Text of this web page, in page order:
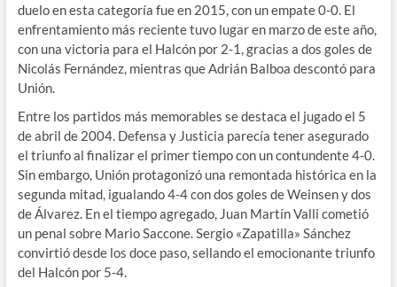
duelo en esta categoría fue en 2015, con un empate 0-0. El
enfrentamiento más reciente tuvo lugar en marzo de este año,
con una victoria para el Halcón por 2-1, gracias a dos goles de
Nicolás Fernández, mientras que Adrián Balboa descontó para
Unión.
Entre los partidos más memorables se destaca el jugado el 5
de abril de 2004. Defensa y Justicia parecía tener asegurado
el triunfo al finalizar el primer tiempo con un contundente 4-0.
Sin embargo, Unión protagonizó una remontada histórica en la
segunda mitad, igualando 4-4 con dos goles de Weinsen y dos
de Álvarez. En el tiempo agregado, Juan Martín Valli cometió
un penal sobre Mario Saccone. Sergio «Zapatilla» Sánchez
convirtió desde los doce paso, sellando el emocionante triunfo
del Halcón por 5-4.